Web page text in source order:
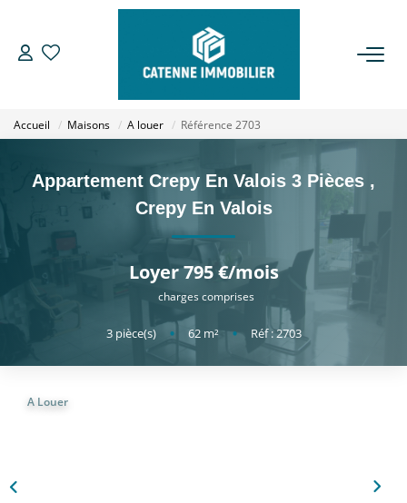
LOUER
ESTIMER
GESTION
NOTRE AGENCE
Qui Sommes Nous
Accueil Maisons A louer Référence 2703
Appartement Crepy En Valois 3 Pièces ,
Crepy En Valois
Loyer 795 €/mois
charges comprises
3pièce(s) • 62m² • Réf : 2703
A Louer